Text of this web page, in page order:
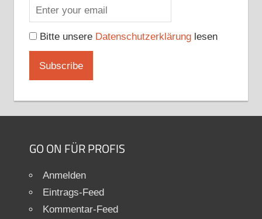
Bitte unsere Datenschutzerklärunglesen
GO ON FÜR PROFIS
Anmelden
Eintrags-Feed
Kommentar-Feed